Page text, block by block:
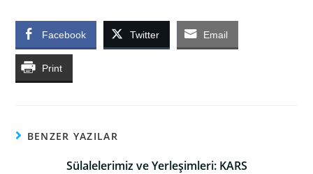
Facebook Twitter Email
Print
BENZER YAZILAR
Sülalelerimiz ve Yerleşimleri: KARS